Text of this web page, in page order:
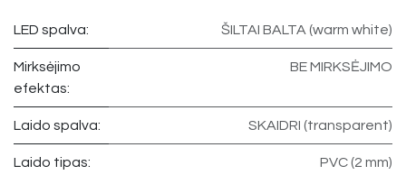
LED spalva: ŠILTAI BALTA (warm white)
Mirksėjimo
efektas:
BE MIRKSĖJIMO
Laido spalva: SKAIDRI (transparent)
Laido tipas: PVC (2 mm)